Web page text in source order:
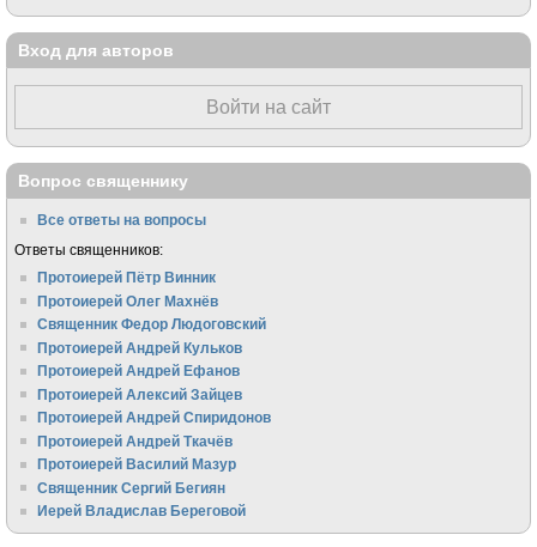
Вход для авторов
Войти на сайт
Вопрос священнику
Все ответы на вопросы
Ответы священников:
Протоиерей Пётр Винник
Протоиерей Олег Махнёв
Священник Федор Людоговский
Протоиерей Андрей Кульков
Протоиерей Андрей Ефанов
Протоиерей Алексий Зайцев
Протоиерей Андрей Спиридонов
Протоиерей Андрей Ткачёв
Протоиерей Василий Мазур
Священник Сергий Бегиян
Иерей Владислав Береговой